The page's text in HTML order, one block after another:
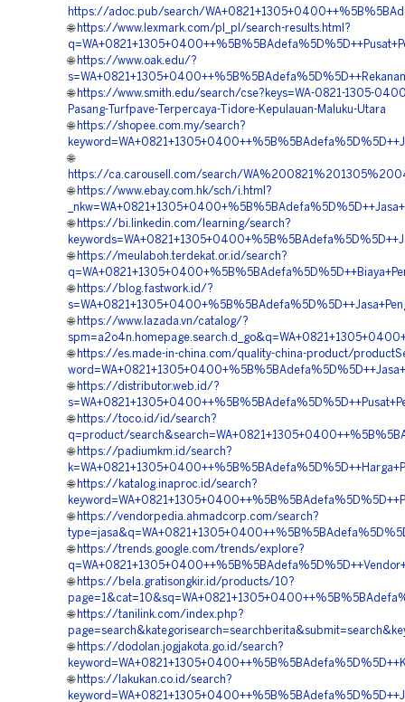
https://adoc.pub/search/
🌐 https://www.lexmark.com/pl_pl/search-results.html?
🌐 https://www.oak.edu/?
🌐 https://www.smith.edu/search/cse?keys=WA-0821-1305-
Pasang-Turfpave-Terpercaya-Tidore-Kepulauan-Maluku-Utara
🌐 https://shopee.com.my/search?
🌐
https://ca.carousell.com/search/
🌐 https://www.ebay.com.hk/sch/i.html?
🌐 https://bi.linkedin.com/learning/search?
🌐 https://meulaboh.terdekat.or.id/search?
🌐 https://blog.fastwork.id/?
🌐 https://www.lazada.vn/catalog/?
🌐 https://es.made-in-china.com/quality-china-product/
🌐 https://distributor.web.id/?
🌐 https://toco.id/id/search?
q=product/
🌐 https://padiumkm.id/search?
🌐 https://katalog.inaproc.id/search?
🌐 https://vendorpedia.ahmadcorp.com/search?
🌐 https://trends.google.com/trends/explore?
🌐 https://bela.gratisongkir.id/products/10?
🌐 https://tanilink.com/index.php?
🌐 https://dodolan.jogjakota.go.id/search?
🌐 https://lakukan.co.id/search?